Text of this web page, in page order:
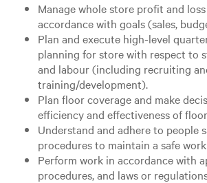
Manage whole store profit and
accordance with goals (sales,
Plan and execute high-level
planning for store with respect to
and labour (including recruiting
training/development).
Plan floor coverage and make
efficiency and effectiveness of
Understand and adhere to people
procedures to maintain a safe
Perform work in accordance with
procedures, and laws or